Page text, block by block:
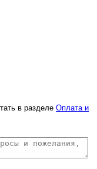
в разделе Оплата и